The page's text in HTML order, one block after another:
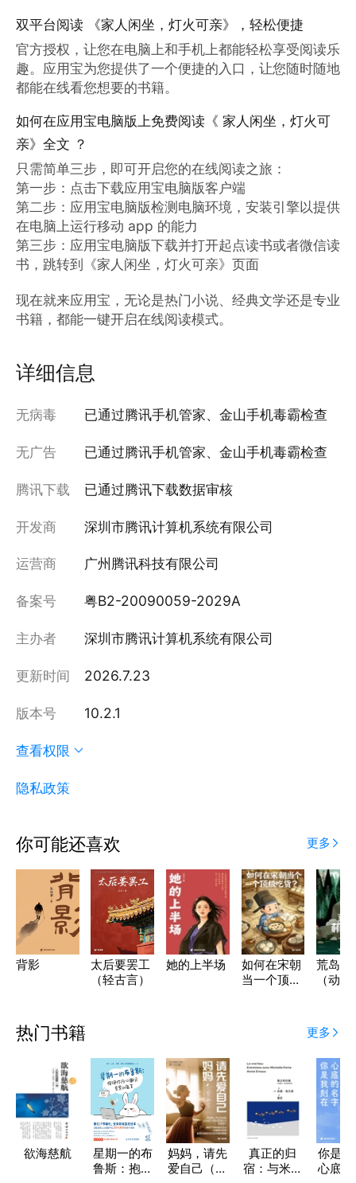
双平台阅读 《家人闲坐，灯火可亲》，轻松便捷
官方授权，让您在电脑上和手机上都能轻松享受阅读乐
趣。应用宝为您提供了一个便捷的入口，让您随时随地
都能在线看您想要的书籍。
如何在应用宝电脑版上免费阅读《 家人闲坐，灯火可
亲》全文 ？
只需简单三步，即可开启您的在线阅读之旅：
第一步：点击下载应用宝电脑版客户端
第二步：应用宝电脑版检测电脑环境，安装引擎以提供
在电脑上运行移动 app 的能力
第三步：应用宝电脑版下载并打开起点读书或者微信读
书，跳转到《家人闲坐，灯火可亲》页面
现在就来应用宝，无论是热门小说、经典文学还是专业
书籍，都能一键开启在线阅读模式。
详细信息
无病毒 已通过腾讯手机管家、金山手机毒霸检查
无广告 已通过腾讯手机管家、金山手机毒霸检查
腾讯下载 已通过腾讯下载数据审核
开发商 深圳市腾讯计算机系统有限公司
运营商 广州腾讯科技有限公司
备案号 粤B2-20090059-2029A
主办者 深圳市腾讯计算机系统有限公司
更新时间 2026.7.23
版本号 10.2.1
查看权限
隐私政策
你可能还喜欢 更多
背影
太后要罢工
（轻古言）
她的上半场
如何在宋朝
当一个顶级
荒岛机
（动
说）
热门书籍 更多
欲海慈航
星期一的布
鲁斯：抱抱
妈妈，请先
爱自己（轻
真正的归
宿：与米歇
你是
心底